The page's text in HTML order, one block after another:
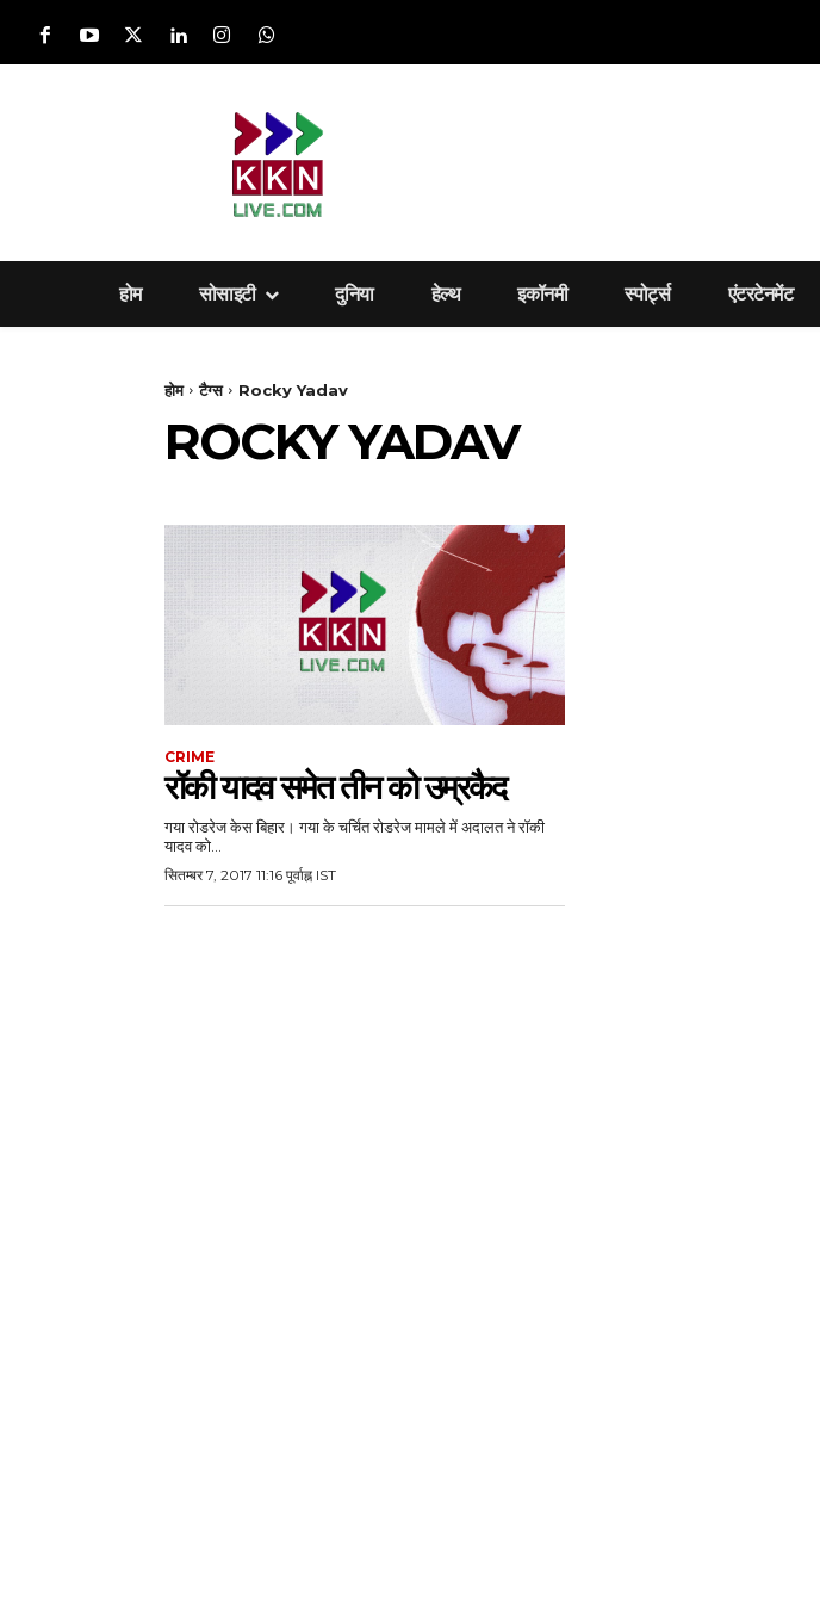
होम सोसाइटी दुनिया हेल्‍थ इकॉनमी स्पोर्ट्स एंटरटेनमेंट
होम टैग्स Rocky Yadav
ROCKY YADAV
CRIME
रॉकी यादव समेत तीन को उम्रकैद
गया रोडरेज केस बिहार। गया के चर्चित रोडरेज मामले में अदालत ने रॉकी
यादव को...
सितम्बर 7, 2017 11:16 पूर्वाह्न IST